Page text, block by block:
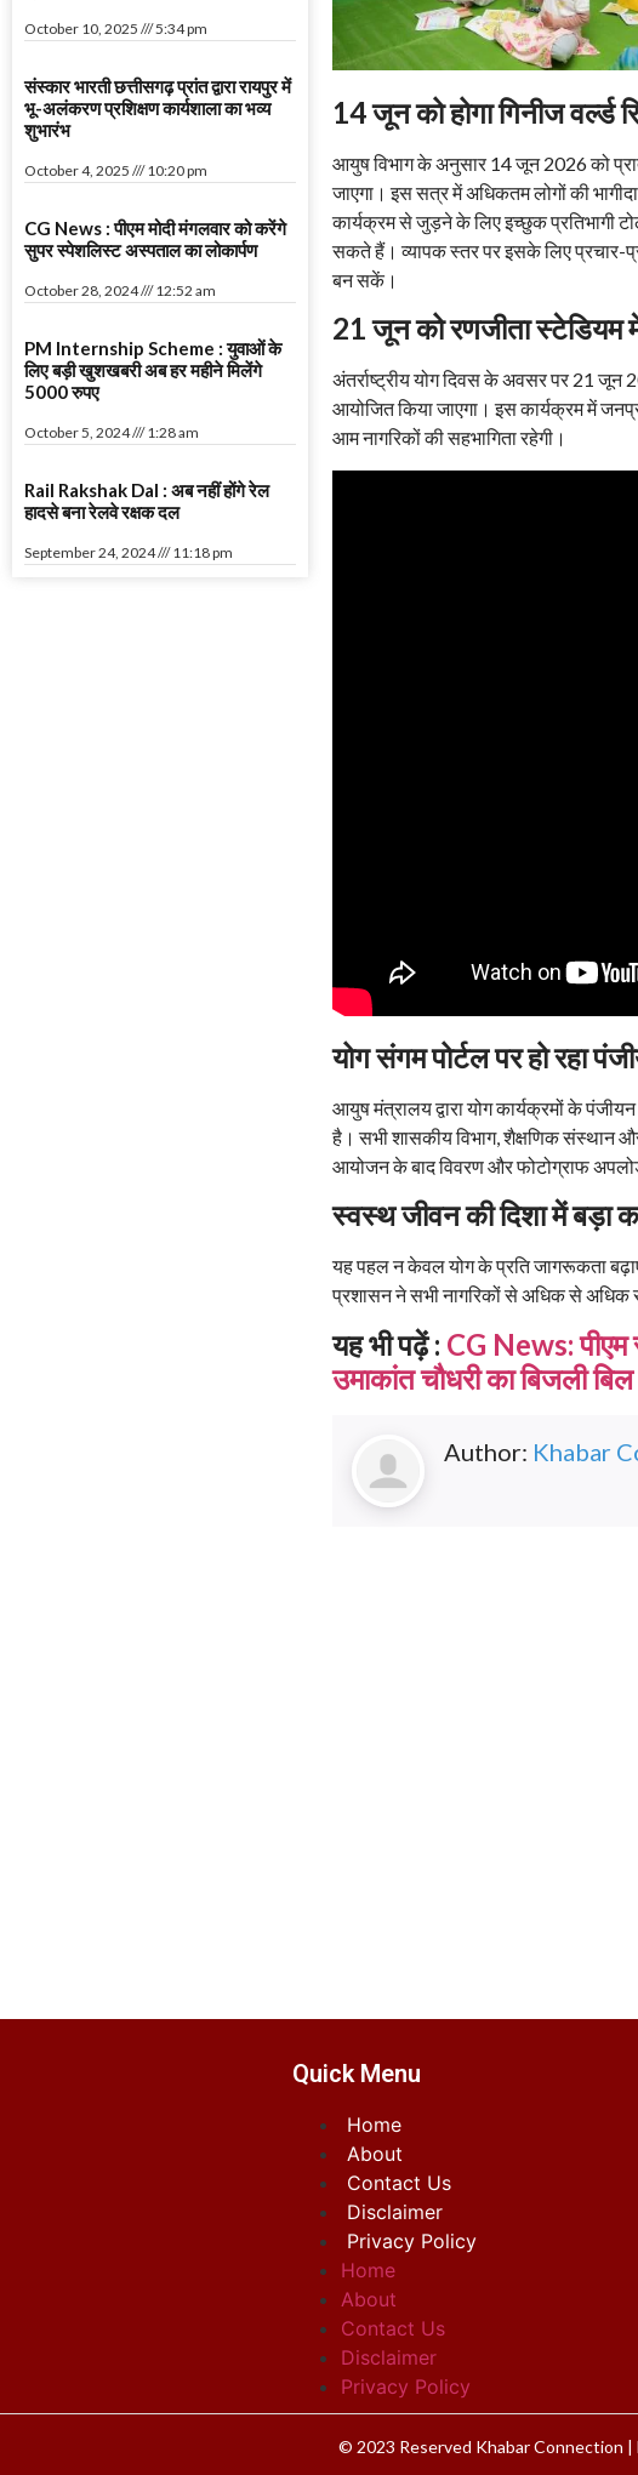
October 10, 2025 5:34 pm
संस्कार भारती छत्तीसगढ़ प्रांत द्वारा रायपुर में
भू-अलंकरण प्रशिक्षण कार्यशाला का भव्य
शुभारंभ
October 4, 2025 10:20 pm
CG News : पीएम मोदी मंगलवार को करेंगे
सुपर स्पेशलिस्ट अस्पताल का लोकार्पण
October 28, 2024 12:52 am
PM Internship Scheme : युवाओं के
लिए बड़ी खुशखबरी अब हर महीने मिलेंगे
5000 रुपए
October 5, 2024 1:28 am
Rail Rakshak Dal : अब नहीं होंगे रेल
हादसे बना रेलवे रक्षक दल
September 24, 2024 11:18 pm
14 जून को होगा गिनीज वर्ल्ड
आयुष विभाग के अनुसार 14 जून 2026 को
जाएगा। इस सत्र में अधिकतम लोगों की
कार्यक्रम से जुड़ने के लिए इच्छुक प्रतिभागी
सकते हैं। व्यापक स्तर पर इसके लिए प्रचार-
बन सकें।
21 जून को रणजीता
अंतर्राष्ट्रीय योग दिवस के अवसर पर 21
आयोजित किया जाएगा। इस कार्यक्रम में
आम नागरिकों की सहभागिता रहेगी।
योग संगम पोर्टल पर हो रहा
आयुष मंत्रालय द्वारा योग कार्यक्रमों के
है। सभी शासकीय विभाग, शैक्षणिक संस्थान
आयोजन के बाद विवरण और फोटोग्राफ
स्वस्थ जीवन की दिशा में बड़ा
यह पहल न केवल योग के प्रति जागरूकता
प्रशासन ने सभी नागरिकों से अधिक से अधिक
यह भी पढ़ें : CG News: पीएम
उमाकांत चौधरी का बिजली
Author: Khabar
Quick Menu
Home
About
Contact Us
Disclaimer
Privacy Policy
Home
About
Contact Us
Disclaimer
Privacy Policy
© 2023 Reserved Khabar Connection |